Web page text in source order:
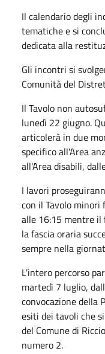
Il calendario degli
tematiche e si
dedicata alla
Gli incontri si
Comunità del
Il Tavolo non
lunedì 22 giugno.
articolerà in due
specifico all'Area
all'Area disabili,
I lavori
con il Tavolo minori
alle 16:15 mentre il
la fascia oraria
sempre nella
L'intero percorso
martedì 7 luglio,
convocazione della
esiti dei tavoli che
del Comune di
numero 2.